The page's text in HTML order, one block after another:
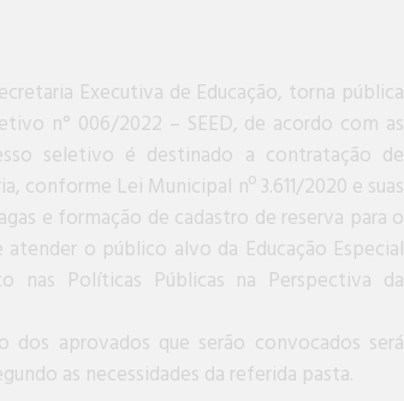
Executiva de Educação, torna pública
n° 006/2022 – SEED, de acordo com as
seletivo é destinado a contratação de
conforme Lei Municipal nº 3.611/2020 e suas
e formação de cadastro de reserva para o
o público alvo da Educação Especial
nas Políticas Públicas na Perspectiva da
dos aprovados que serão convocados será
as necessidades da referida pasta.